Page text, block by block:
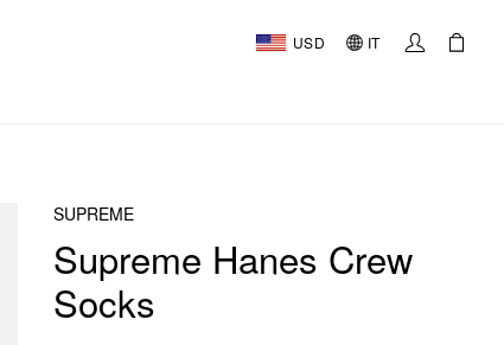
USD IT
SUPREME
Supreme Hanes Crew
Socks